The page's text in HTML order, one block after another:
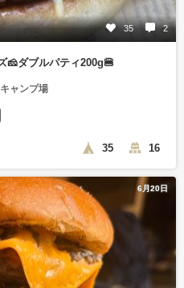
35 2
🧀ダブルパティ200g🍔
ャンプ場
35 16
6月20日